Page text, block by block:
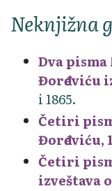
Neknjižna
Dva
Đorđeviću
i 1865.
Četiri
Đorđeviću,
Četiri
izveštava